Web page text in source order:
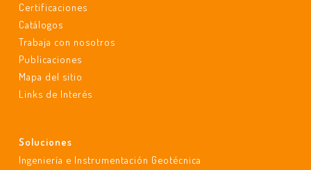
Certificaciones
Catálogos
Trabaja con nosotros
Publicaciones
Mapa del sitio
Links de Interés
Soluciones
Ingeniería e Instrumentación Geotécnica